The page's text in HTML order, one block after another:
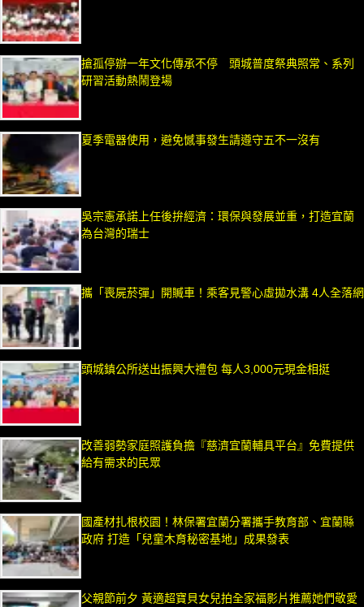
搶孤停辦一年文化傳承不停 頭城普度祭典照常、系列
研習活動熱鬧登場
夏季電器使用，避免憾事發生請遵守五不一沒有
吳宗憲承諾上任後拚經濟：環保與發展並重，打造宜蘭
為台灣的瑞士
攜「喪屍菸彈」開贓車！乘客見警心虛拋水溝 4人全落網
頭城鎮公所送出振興大禮包 每人3,000元現金相挺
改善弱勢家庭照護負擔『慈濟宜蘭輔具平台』免費提供
給有需求的民眾
國產材扎根校園！林保署宜蘭分署攜手教育部、宜蘭縣
政府 打造「兒童木育秘密基地」成果發表
父親節前夕 黃適超寶貝女兒拍全家福影片推薦她們敬愛